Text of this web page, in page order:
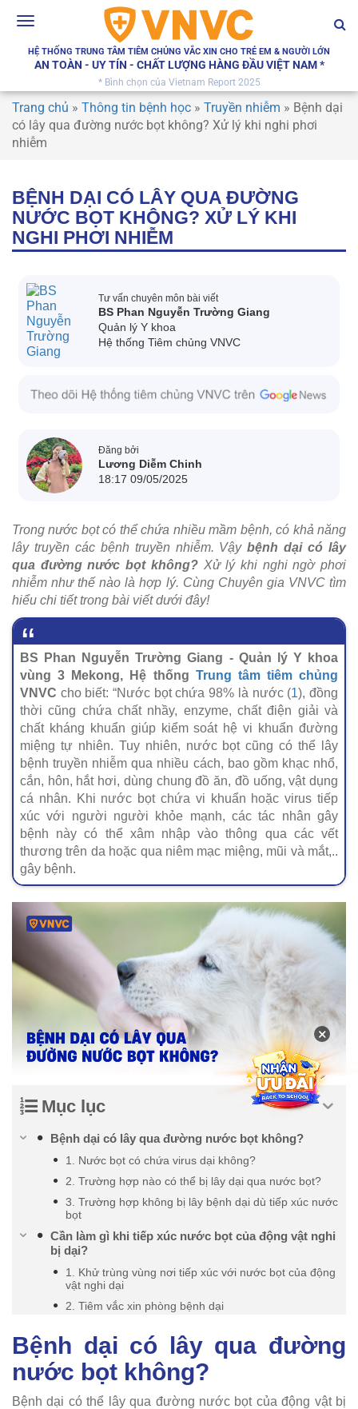
Toggle
HỆ THỐNG TRUNG TÂM TIÊM CHỦNG VẮC XIN CHO TRẺ EM & NGƯỜI LỚN
AN TOÀN - UY TÍN - CHẤT LƯỢNG HÀNG ĐẦU VIỆT NAM *
* Bình chọn của Vietnam Report 2025
Trang chủ » Thông tin bệnh học » Truyền nhiễm » Bệnh dại
có lây qua đường nước bọt không? Xử lý khi nghi phơi
nhiễm
BỆNH DẠI CÓ LÂY QUA ĐƯỜNG
NƯỚC BỌT KHÔNG? XỬ LÝ KHI
NGHI PHƠI NHIỄM
Tư vấn chuyên môn bài viết
BS Phan Nguyễn Trường Giang
Quản lý Y khoa
Hệ thống Tiêm chủng VNVC
Đăng bởi
Lương Diễm Chinh
18:17 09/05/2025
Trong nước bọt có thể chứa nhiều mầm bệnh, có khả năng
lây truyền các bệnh truyền nhiễm. Vậybệnh dại có lây
qua đường nước bọt không?Xử lý khi nghi ngờ phơi
nhiễm như thế nào là hợp lý. Cùng Chuyên gia VNVC tìm
hiểu chi tiết trong bài viết dưới đây!
BS Phan Nguyễn Trường Giang - Quản lý Y khoa
vùng 3 Mekong, Hệ thống Trung tâm tiêm chủng
VNVC cho biết: “Nước bọt chứa 98% là nước (1), đồng
thời cũng chứa chất nhầy, enzyme, chất điện giải và
chất kháng khuẩn giúp kiểm soát hệ vi khuẩn đường
miệng tự nhiên. Tuy nhiên, nước bọt cũng có thể lây
bệnh truyền nhiễm qua nhiều cách, bao gồm khạc nhổ,
cắn, hôn, hắt hơi, dùng chung đồ ăn, đồ uống, vật dụng
cá nhân. Khi nước bọt chứa vi khuẩn hoặc virus tiếp
xúc với người người khỏe mạnh, các tác nhân gây
bệnh này có thể xâm nhập vào thông qua các vết
thương trên da hoặc qua niêm mạc miệng, mũi và mắt,..
gây bệnh.
Mục lục
Bệnh dại có lây qua đường nước bọt không?
1. Nước bọt có chứa virus dại không?
2. Trường hợp nào có thể bị lây dại qua nước bọt?
3. Trường hợp không bị lây bệnh dại dù tiếp xúc nước
bọt
Cần làm gì khi tiếp xúc nước bọt của động vật nghi
bị dại?
1. Khử trùng vùng nơi tiếp xúc với nước bọt của động
vật nghi dại
2. Tiêm vắc xin phòng bệnh dại
Bệnh dại có lây qua đường
nước bọt không?
Bệnh dại có thể lây qua đường nước bọt của động vật bị
×